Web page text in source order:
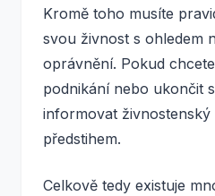
Kromě toho musíte
svou živnost s ohledem
oprávnění. Pokud
podnikání nebo ukončit
informovat živnostenský
předstihem.
Celkově tedy existuje